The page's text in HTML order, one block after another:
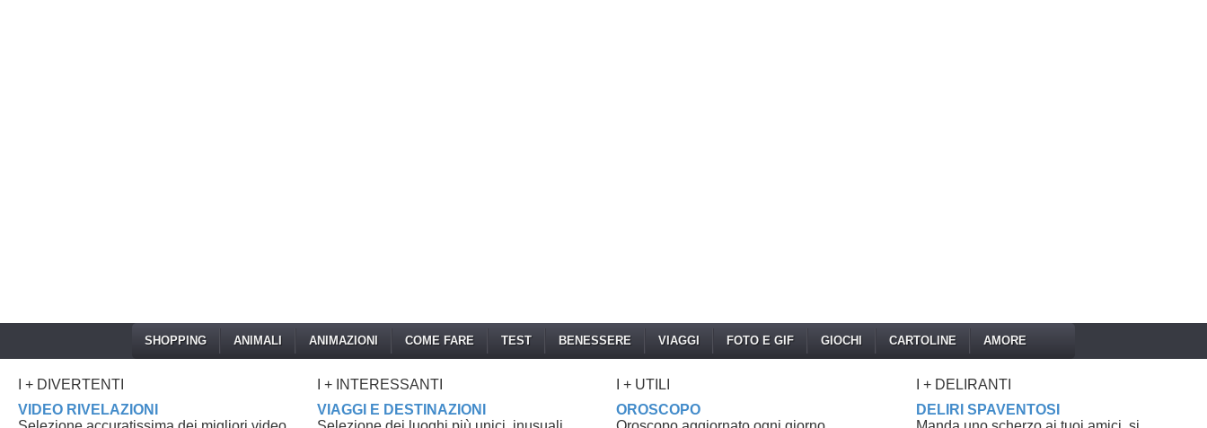
SHOPPING ANIMALI ANIMAZIONI COME FARE TEST BENESSERE VIAGGI FOTO E GIF GIOCHI CARTOLINE AMORE
I + DIVERTENTI
VIDEO RIVELAZIONI
I + INTERESSANTI
VIAGGI E DESTINAZIONI
I + UTILI
OROSCOPO
I + DELIRANTI
DELIRI SPAVENTOSI